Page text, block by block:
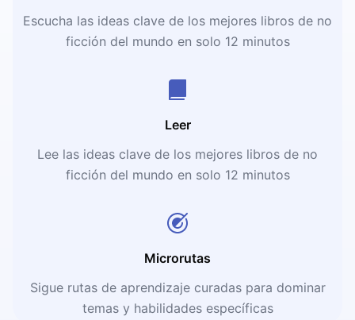
Escucha las ideas clave de los mejores libros de no
ficción del mundo en solo 12 minutos
Leer
Lee las ideas clave de los mejores libros de no
ficción del mundo en solo 12 minutos
Microrutas
Sigue rutas de aprendizaje curadas para dominar
temas y habilidades específicas